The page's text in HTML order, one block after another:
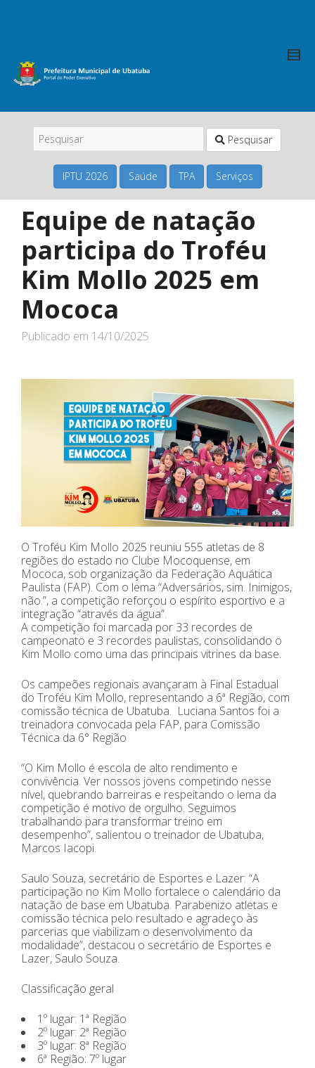
Pesquisar
IPTU 2026 Saúde TPA Serviços
Equipe de natação
participa do Troféu
Kim Mollo 2025 em
Mococa
Publicado em 14/10/2025
O Troféu Kim Mollo 2025 reuniu 555 atletas de 8
regiões do estado no Clube Mocoquense, em
Mococa, sob organização da Federação Aquática
Paulista (FAP). Com o lema “Adversários, sim. Inimigos,
não.”, a competição reforçou o espírito esportivo e a
integração “através da água”.
A competição foi marcada por 33 recordes de
campeonato e 3 recordes paulistas, consolidando o
Kim Mollo como uma das principais vitrines da base.
Os campeões regionais avançaram à Final Estadual
do Troféu Kim Mollo, representando a 6ª Região, com
comissão técnica de Ubatuba. Luciana Santos foi a
treinadora convocada pela FAP, para Comissão
Técnica da 6° Região
“O Kim Mollo é escola de alto rendimento e
convivência. Ver nossos jovens competindo nesse
nível, quebrando barreiras e respeitando o lema da
competição é motivo de orgulho. Seguimos
trabalhando para transformar treino em
desempenho”, salientou o treinador de Ubatuba,
Marcos Iacopi.
Saulo Souza, secretário de Esportes e Lazer: “A
participação no Kim Mollo fortalece o calendário da
natação de base em Ubatuba. Parabenizo atletas e
comissão técnica pelo resultado e agradeço às
parcerias que viabilizam o desenvolvimento da
modalidade”, destacou o secretário de Esportes e
Lazer, Saulo Souza.
Classificação geral
1º lugar: 1ª Região
2º lugar: 2ª Região
3º lugar: 8ª Região
6ª Região: 7º lugar